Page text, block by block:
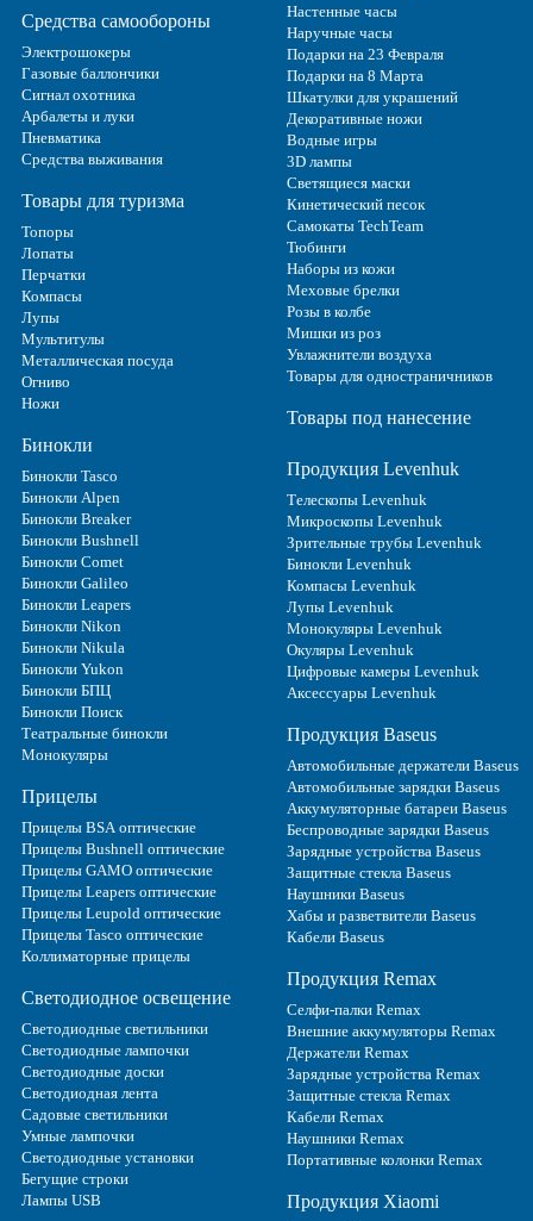
Средства самообороны
Электрошокеры
Газовые баллончики
Сигнал охотника
Арбалеты и луки
Пневматика
Средства выживания
Товары для туризма
Топоры
Лопаты
Перчатки
Компасы
Лупы
Мультитулы
Металлическая посуда
Огниво
Ножи
Бинокли
Бинокли Tasco
Бинокли Alpen
Бинокли Breaker
Бинокли Bushnell
Бинокли Comet
Бинокли Galileo
Бинокли Leapers
Бинокли Nikon
Бинокли Nikula
Бинокли Yukon
Бинокли БПЦ
Бинокли Поиск
Театральные бинокли
Монокуляры
Прицелы
Прицелы BSA оптические
Прицелы Bushnell оптические
Прицелы GAMO оптические
Прицелы Leapers оптические
Прицелы Leupold оптические
Прицелы Tasco оптические
Коллиматорные прицелы
Светодиодное освещение
Светодиодные светильники
Светодиодные лампочки
Светодиодные доски
Светодиодная лента
Садовые светильники
Умные лампочки
Светодиодные установки
Бегущие строки
Лампы USB
Настенные часы
Наручные часы
Подарки на 23 Февраля
Подарки на 8 Марта
Шкатулки для украшений
Декоративные ножи
Водные игры
3D лампы
Светящиеся маски
Кинетический песок
Самокаты TechTeam
Тюбинги
Наборы из кожи
Меховые брелки
Розы в колбе
Мишки из роз
Увлажнители воздуха
Товары для одностраничников
Товары под нанесение
Продукция Levenhuk
Телескопы Levenhuk
Микроскопы Levenhuk
Зрительные трубы Levenhuk
Бинокли Levenhuk
Компасы Levenhuk
Лупы Levenhuk
Монокуляры Levenhuk
Окуляры Levenhuk
Цифровые камеры Levenhuk
Аксессуары Levenhuk
Продукция Baseus
Автомобильные держатели Baseus
Автомобильные зарядки Baseus
Аккумуляторные батареи Baseus
Беспроводные зарядки Baseus
Зарядные устройства Baseus
Защитные стекла Baseus
Наушники Baseus
Хабы и разветвители Baseus
Кабели Baseus
Продукция Remax
Селфи-палки Remax
Внешние аккумуляторы Remax
Держатели Remax
Зарядные устройства Remax
Защитные стекла Remax
Кабели Remax
Наушники Remax
Портативные колонки Remax
Продукция Xiaomi